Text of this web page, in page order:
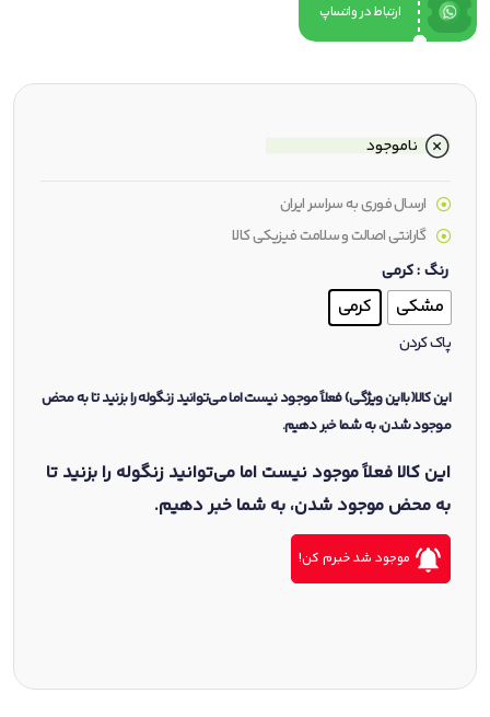
ارتباط در واتساپ
ناموجود
ارسال فوری به سراسر ایران
گارانتی اصالت و سلامت فیزیکی کالا
رنگ: کرمی
مشکی کرمی
پاک کردن
این کالا(بااین ویژگی) فعلاً موجود نیست اما می‌توانید زنگوله را بزنید تا به محض
موجود شدن، به شما خبر دهیم.
این کالا فعلاً موجود نیست اما می‌توانید زنگوله را بزنید تا
به محض موجود شدن، به شما خبر دهیم.
موجود شد خبرم کن!